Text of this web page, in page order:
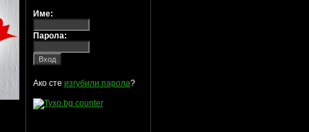
Име:
Парола:
Ако сте изгубили парола?